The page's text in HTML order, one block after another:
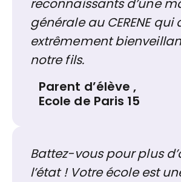
reconnaissants d’une
générale au CERENE qui
extrêmement
notre fils.
Parent d’élève ,
Ecole de Paris 15
Battez-vous pour plus
l’état ! Votre école est